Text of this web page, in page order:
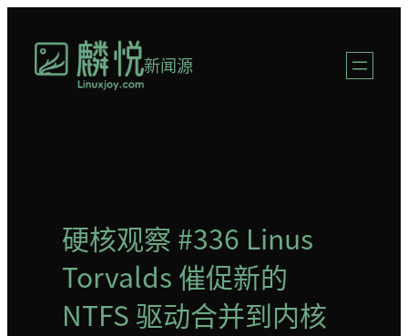
新闻源
硬核观察 #336 Linus
Torvalds 催促新的
NTFS 驱动合并到内核